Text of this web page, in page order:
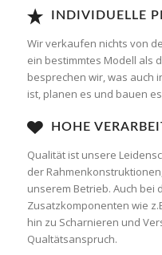
INDIVIDUELLE
Wir verkaufen nichts von
ein bestimmtes Modell als
besprechen wir, was auch
ist, planen es und bauen
HOHE
Qualität ist unsere
der
unserem Betrieb. Auch bei
Zusatzkomponenten wie
hin zu Scharnieren und
Qualtätsanspruch.